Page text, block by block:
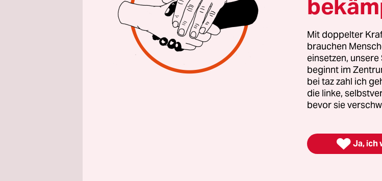
Auch-irgendwie-Kulturwelle Radio 3 derweil
war: eine Provinzposse.
Die Medienhauptstadt Berlin zerfällt zum
Jahrtausends in zwei auf den ersten Blick
unterschiedliche Hälften: Noch nie waren
Bundespressekonferenz so viele
auf der nicht mindestens eine
Republik“ anhand der sinkenden
Mit doppelter
brauchen
einsetzen,
beginnt im
bei taz zahl ich
die linke,
bevor sie
 Ja, ich